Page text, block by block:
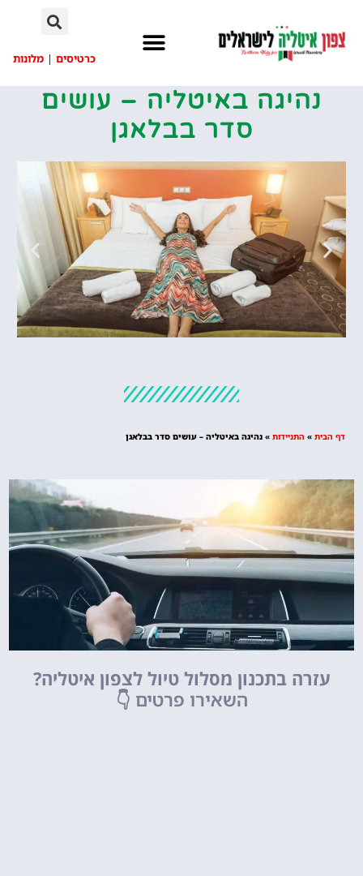
כרטיסים | מלונות
נהיגה באיטליה – עושים
סדר בבלאגן
מציאת מלון
דף הבית » התניידות » נהיגה באיטליה – עושים סדר בבלאגן
עזרה בתכנון מסלול טיול לצפון איטליה?
השאירו פרטים 👇